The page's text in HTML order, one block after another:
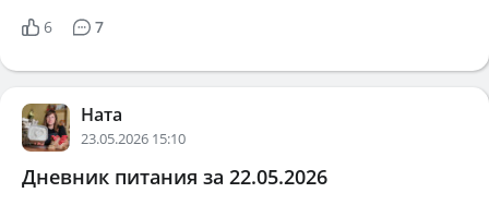
6
7
Ната
23.05.2026 15:10
Дневник питания за 22.05.2026